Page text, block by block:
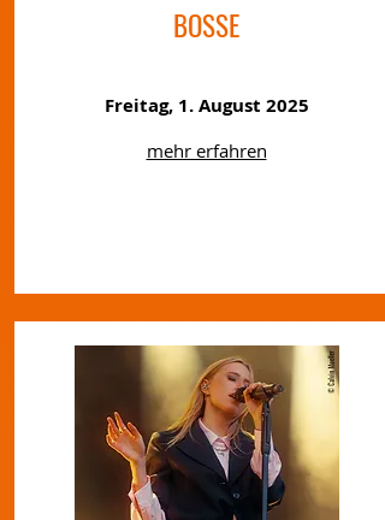
BOSSE
Freitag, 1. August 2025
mehr erfahren